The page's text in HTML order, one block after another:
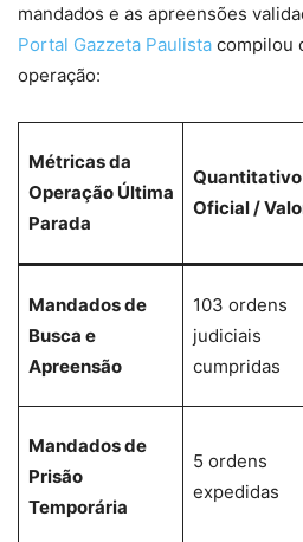
mandados e as apreensões
Portal Gazzeta Paulista compilou
operação:
Métricas da
Operação Última
Parada
Quantitativo
Oficial /
Mandados de
Busca e
Apreensão
103 ordens
judiciais
cumpridas
Mandados de
Prisão
Temporária
5 ordens
expedidas